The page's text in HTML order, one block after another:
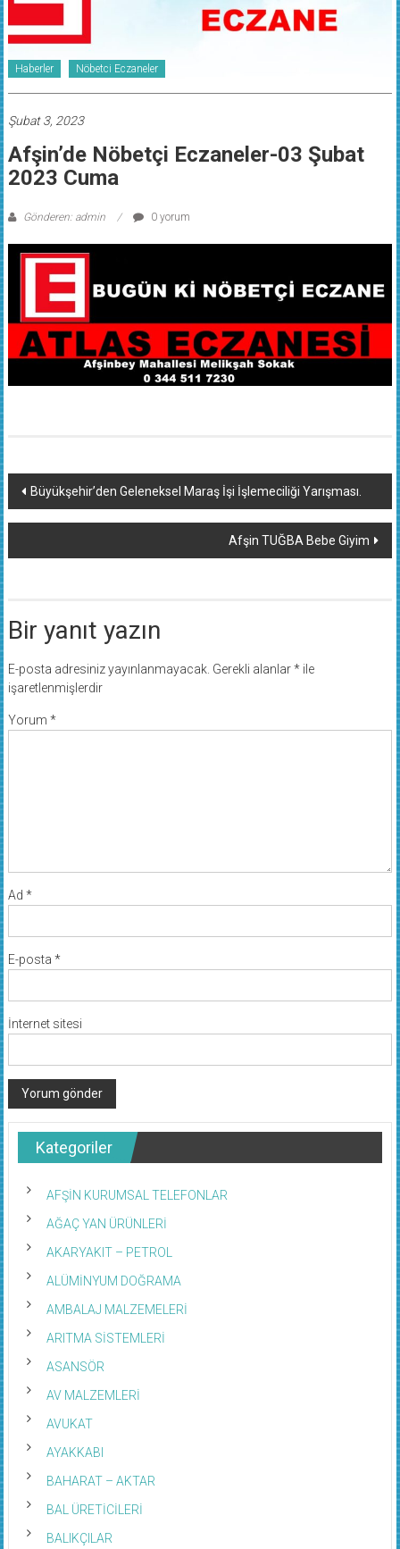
Haberler Nöbetci Eczaneler
Şubat 3, 2023
Afşin’de Nöbetçi Eczaneler-03 Şubat
2023 Cuma
Gönderen: admin 0 yorum
Yazı
dolaşımı
Büyükşehir’den Geleneksel Maraş İşi İşlemeciliği Yarışması.
Afşin TUĞBA Bebe Giyim
Bir yanıt yazın
E-posta adresiniz yayınlanmayacak. Gerekli alanlar*ile
işaretlenmişlerdir
Yorum *
Ad *
E-posta *
İnternet sitesi
Kategoriler
AFŞİN KURUMSAL TELEFONLAR
AĞAÇ YAN ÜRÜNLERİ
AKARYAKIT – PETROL
ALÜMİNYUM DOĞRAMA
AMBALAJ MALZEMELERİ
ARITMA SİSTEMLERİ
ASANSÖR
AV MALZEMLERİ
AVUKAT
AYAKKABI
BAHARAT – AKTAR
BAL ÜRETİCİLERİ
BALIKÇILAR